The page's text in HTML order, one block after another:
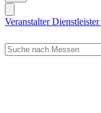
VeranstalterDienstleister